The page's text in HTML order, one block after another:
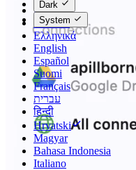
Dansk
Deutsch
Ελληνικά
English
Español
Suomi
Français
עברית
हिन्दी
Hrvatski
Magyar
Bahasa Indonesia
Italiano
Dark
System